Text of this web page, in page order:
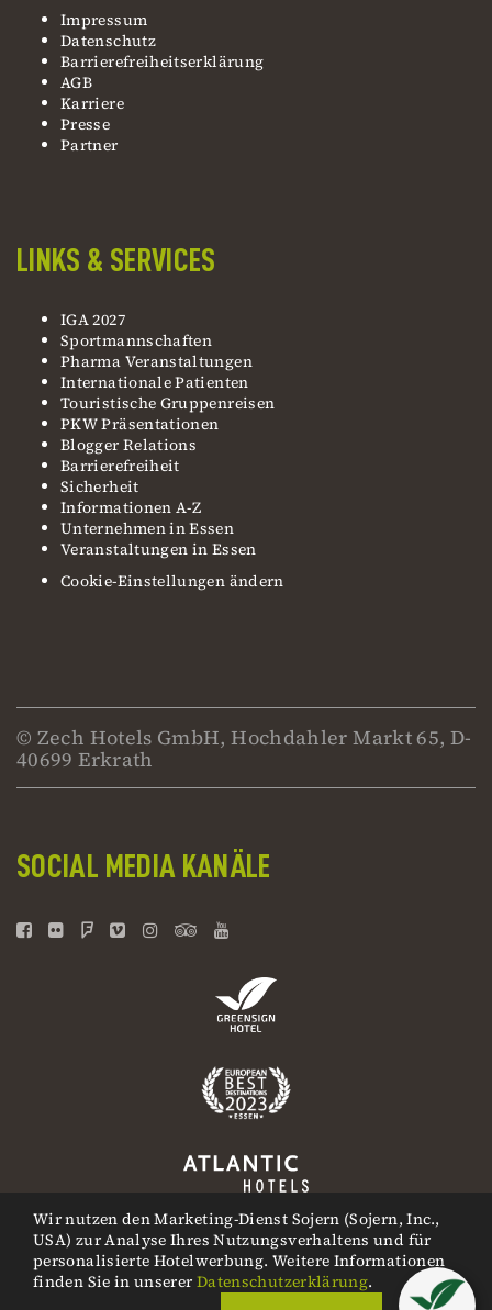
Impressum
Datenschutz
Barrierefreiheitserklärung
AGB
Karriere
Presse
Partner
LINKS & SERVICES
IGA 2027
Sportmannschaften
Pharma Veranstaltungen
Internationale Patienten
Touristische Gruppenreisen
PKW Präsentationen
Blogger Relations
Barrierefreiheit
Sicherheit
Informationen A-Z
Unternehmen in Essen
Veranstaltungen in Essen
Cookie-Einstellungen ändern
Wir nutzen den Marketing-Dienst Sojern (Sojern, Inc.,
USA) zur Analyse Ihres Nutzungsverhaltens und für
personalisierte Hotelwerbung. Weitere Informationen
finden Sie in unserer Datenschutzerklärung.
© Zech Hotels GmbH, Hochdahler Markt 65, D-
40699 Erkrath
SOCIAL MEDIA KANÄLE